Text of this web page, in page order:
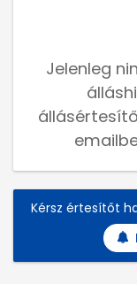
Jelenleg
Kérsz értesítőt